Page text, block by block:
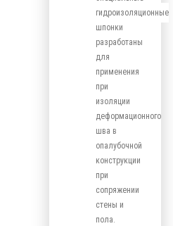
гидроизоляционные
шпонки
разработаны
для
применения
при
изоляции
деформационного
шва в
опалубочной
конструкции
при
сопряжении
стены и
пола.